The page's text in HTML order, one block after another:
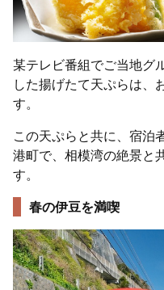
某テレビ番組でご当地グ
した揚げたて天ぷらは、
す。
この天ぷらと共に、宿泊
港町で、相模湾の絶景と
す。
春の伊豆を満喫